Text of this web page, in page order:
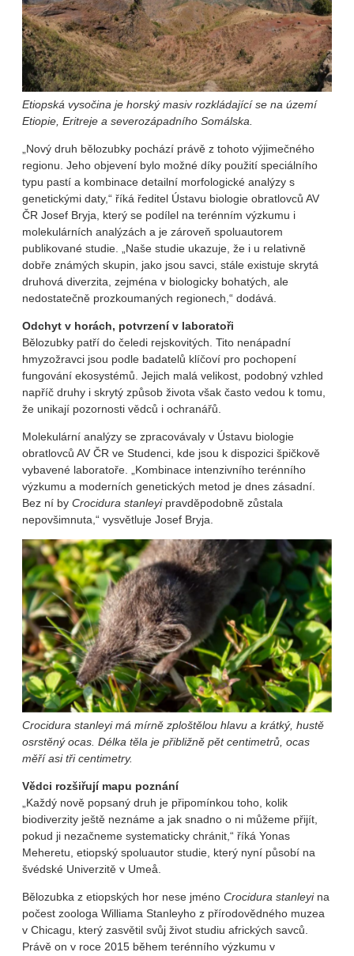
Etiopská vysočina je horský masiv rozkládající se na území
Etiopie, Eritreje a severozápadního Somálska.
„Nový druh bělozubky pochází právě z tohoto výjimečného
regionu. Jeho objevení bylo možné díky použití speciálního
typu pastí a kombinace detailní morfologické analýzy s
genetickými daty,“ říká ředitel Ústavu biologie obratlovců AV
ČR Josef Bryja, který se podílel na terénním výzkumu i
molekulárních analýzách a je zároveň spoluautorem
publikované studie. „Naše studie ukazuje, že i u relativně
dobře známých skupin, jako jsou savci, stále existuje skrytá
druhová diverzita, zejména v biologicky bohatých, ale
nedostatečně prozkoumaných regionech,“ dodává.
Odchyt v horách, potvrzení v laboratoři
Bělozubky patří do čeledi rejskovitých. Tito nenápadní
hmyzožravci jsou podle badatelů klíčoví pro pochopení
fungování ekosystémů. Jejich malá velikost, podobný vzhled
napříč druhy i skrytý způsob života však často vedou k tomu,
že unikají pozornosti vědců i ochranářů.
Molekulární analýzy se zpracovávaly v Ústavu biologie
obratlovců AV ČR ve Studenci, kde jsou k dispozici špičkově
vybavené laboratoře. „Kombinace intenzivního terénního
výzkumu a moderních genetických metod je dnes zásadní.
Bez ní by Crocidura stanleyipravděpodobně zůstala
nepovšimnuta,“ vysvětluje Josef Bryja.
Crocidura stanleyi má mírně zploštělou hlavu a krátký, hustě
osrstěný ocas. Délka těla je přibližně pět centimetrů, ocas
měří asi tři centimetry.
Vědci rozšiřují mapu poznání
„Každý nově popsaný druh je připomínkou toho, kolik
biodiverzity ještě neznáme a jak snadno o ni můžeme přijít,
pokud ji nezačneme systematicky chránit,“ říká Yonas
Meheretu, etiopský spoluautor studie, který nyní působí na
švédské Univerzitě v Umeå.
Bělozubka z etiopských hor nese jméno Crocidura stanleyina
počest zoologa Williama Stanleyho z přírodovědného muzea
v Chicagu, který zasvětil svůj život studiu afrických savců.
Právě on v roce 2015 během terénního výzkumu v